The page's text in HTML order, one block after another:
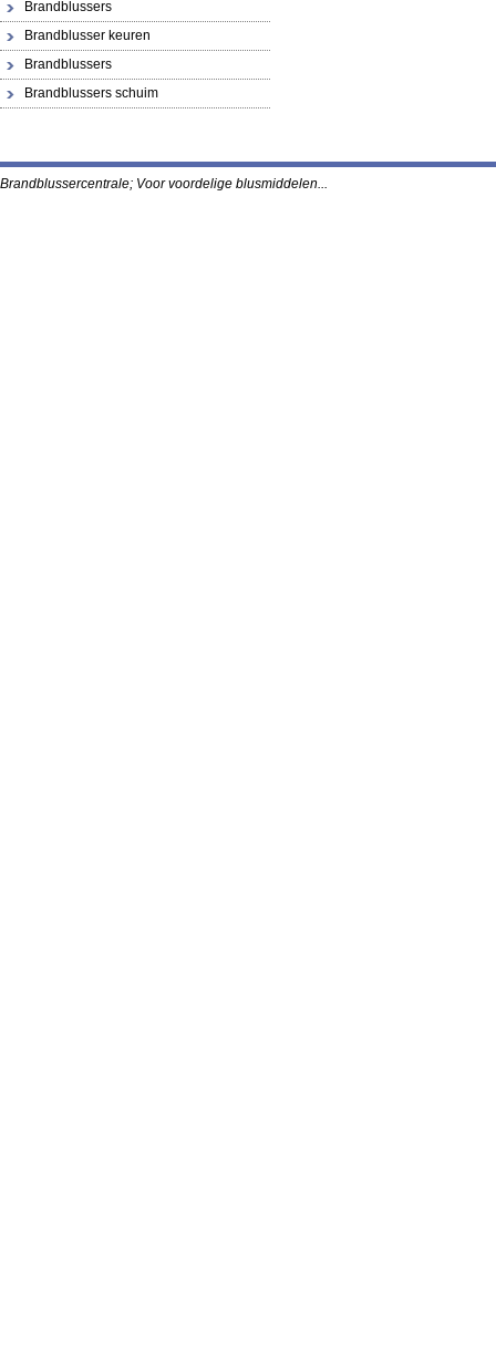
Brandblussers
Brandblusser keuren
Brandblussers
Brandblussers schuim
Brandblussercentrale; Voor voordelige